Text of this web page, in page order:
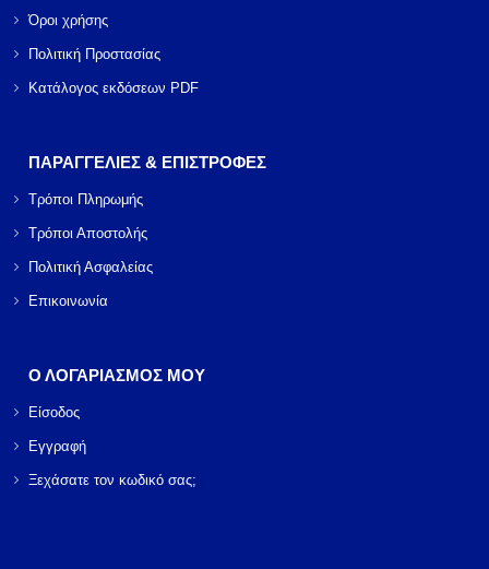
Όροι χρήσης
Πολιτική Προστασίας
Κατάλογος εκδόσεων PDF
ΠΑΡΑΓΓΕΛΙΕΣ & ΕΠΙΣΤΡΟΦΕΣ
Τρόποι Πληρωμής
Τρόποι Αποστολής
Πολιτική Ασφαλείας
Επικοινωνία
Ο ΛΟΓΑΡΙΑΣΜΟΣ ΜΟΥ
Είσοδος
Εγγραφή
Ξεχάσατε τον κωδικό σας;